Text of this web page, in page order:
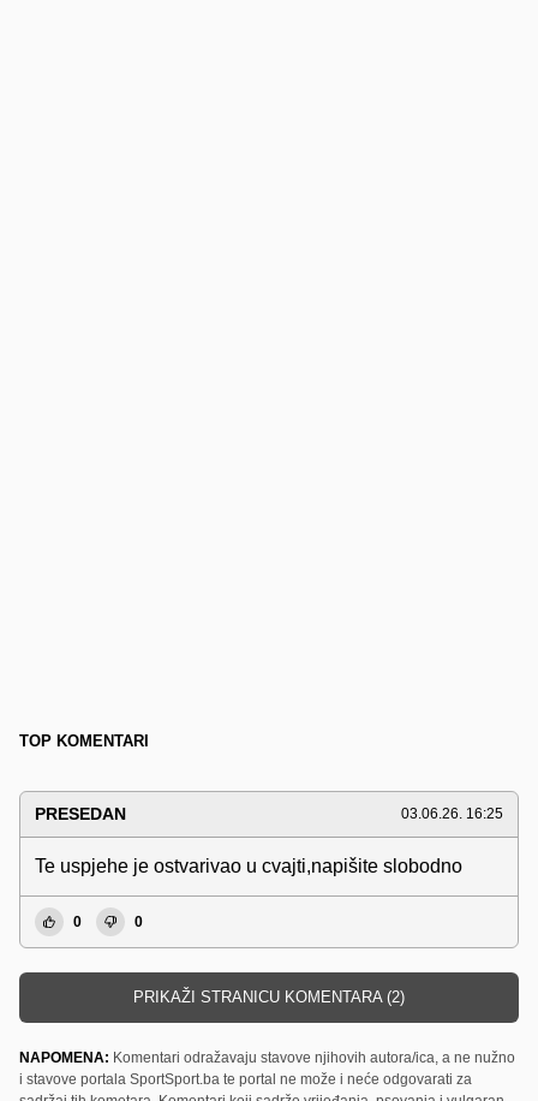
TOP KOMENTARI
PRESEDAN 03.06.26. 16:25
Te uspjehe je ostvarivao u cvajti,napišite slobodno
0 0
PRIKAŽI STRANICU KOMENTARA (2)
NAPOMENA: Komentari odražavaju stavove njihovih autora/ica, a ne nužno
i stavove portala SportSport.ba te portal ne može i neće odgovarati za